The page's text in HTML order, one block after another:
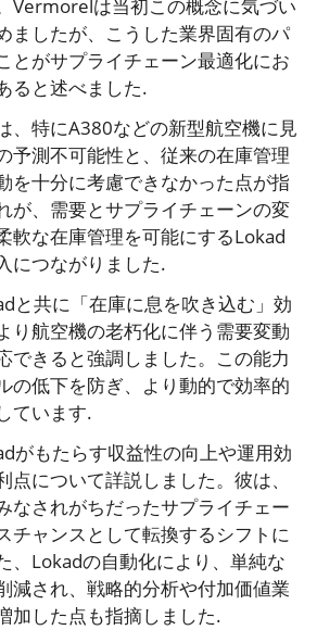
Vermorelは当初この概念に気づい
ましたが、こうした業界固有のパ
とがサプライチェーン最適化にお
ると述べました.
、特にA380などの新型航空機に見
予測不可能性と、従来の在庫管理
を十分に考慮できなかった点が指
が、需要とサプライチェーンの変
軟な在庫管理を可能にするLokad
につながりました.
と共に「在庫に息を吹き込む」効
り航空機の老朽化に伴う需要変動
できると強調しました。この能力
の低下を防ぎ、より動的で効率的
ています.
がもたらす収益性の向上や運用効
点について詳説しました。彼は、
なされがちだったサプライチェー
チャンスとして転換するシフトに
、Lokadの自動化により、単純な
減され、戦略的分析や付加価値業
加した点も指摘しました.